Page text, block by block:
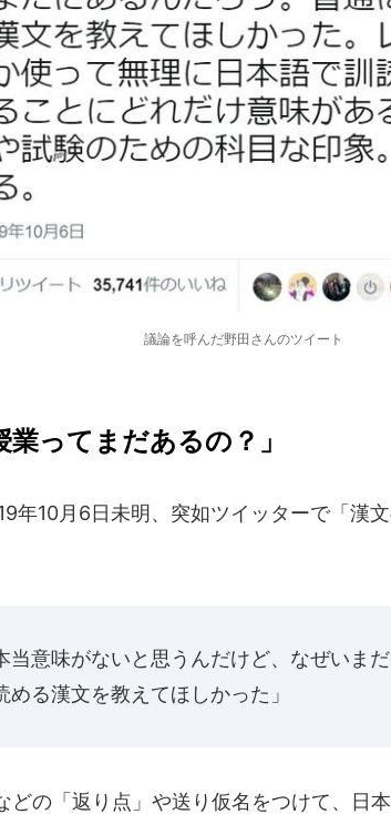
議論を呼んだ野田さんのツイート
業ってまだあるの？」
年10月6日未明、突如ツイッターで「漢文
当意味がないと思うんだけど、なぜいま
める漢文を教えてほしかった」
どの「返り点」や送り仮名をつけて、日